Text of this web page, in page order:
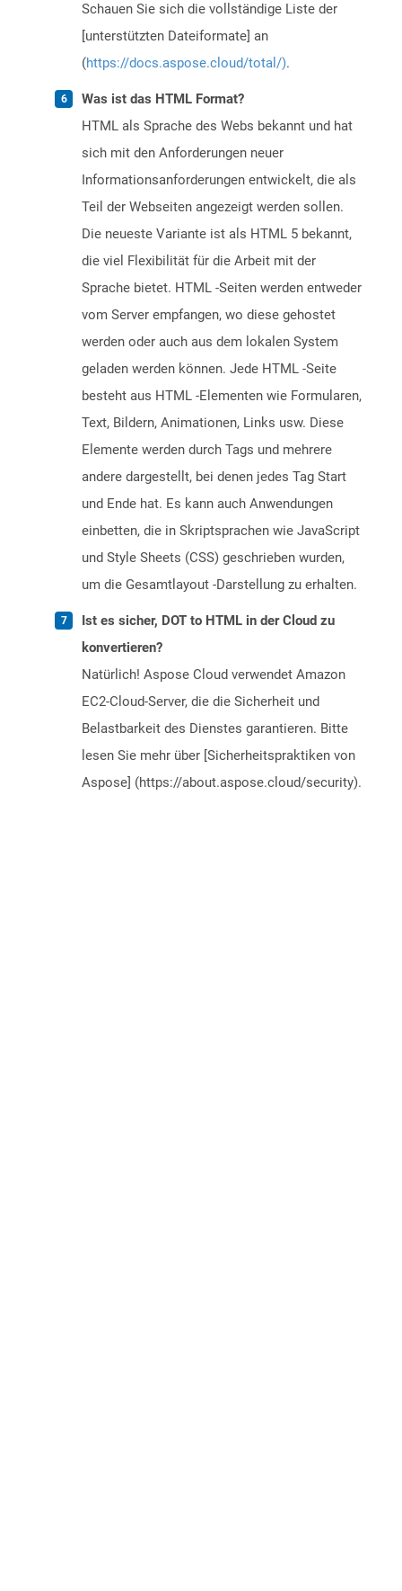
Schauen Sie sich die vollständige Liste der
[unterstützten Dateiformate] an
(https://docs.aspose.cloud/total/).
Was ist das HTML Format?
HTML als Sprache des Webs bekannt und hat
sich mit den Anforderungen neuer
Informationsanforderungen entwickelt, die als
Teil der Webseiten angezeigt werden sollen.
Die neueste Variante ist als HTML 5 bekannt,
die viel Flexibilität für die Arbeit mit der
Sprache bietet. HTML -Seiten werden entweder
vom Server empfangen, wo diese gehostet
werden oder auch aus dem lokalen System
geladen werden können. Jede HTML -Seite
besteht aus HTML -Elementen wie Formularen,
Text, Bildern, Animationen, Links usw. Diese
Elemente werden durch Tags und mehrere
andere dargestellt, bei denen jedes Tag Start
und Ende hat. Es kann auch Anwendungen
einbetten, die in Skriptsprachen wie JavaScript
und Style Sheets (CSS) geschrieben wurden,
um die Gesamtlayout -Darstellung zu erhalten.
Ist es sicher, DOT to HTML in der Cloud zu
konvertieren?
Natürlich! Aspose Cloud verwendet Amazon
EC2-Cloud-Server, die die Sicherheit und
Belastbarkeit des Dienstes garantieren. Bitte
lesen Sie mehr über [Sicherheitspraktiken von
Aspose] (https://about.aspose.cloud/security).